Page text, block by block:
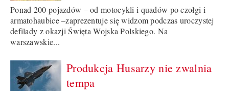
Ponad 200 pojazdów – od motocykli i quadów po czołgi i
armatohaubice –zaprezentuje się widzom podczas uroczystej
defilady z okazji Święta Wojska Polskiego. Na
warszawskie...
Produkcja Husarzy nie zwalnia
tempa